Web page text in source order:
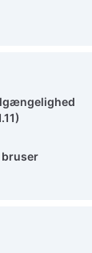
bruser